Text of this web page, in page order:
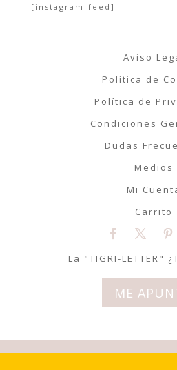
[instagram-feed]
Aviso
Política de
Política de
Condiciones
Dudas
Medios
Mi
Carrito
La "TIGRI-LETTER"
ME